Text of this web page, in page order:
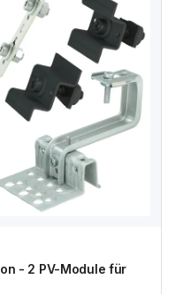
Angebot
- 2 PV-Module für